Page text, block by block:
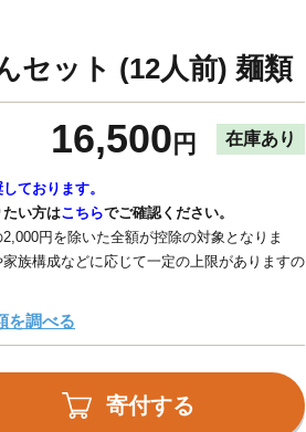
セット (12人前) 麺類
16,500 円 在庫あり
ております。
たい方はこちらでご確認ください。
円を除いた全額が控除の対象となりま
族構成などに応じて一定の上限がありますの
を調べる
寄付する